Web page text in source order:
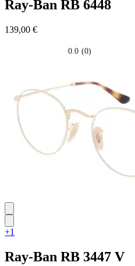
Ray-Ban RB 6448
139,00 €
0.0 (0)
+1
Ray-Ban RB 3447 V